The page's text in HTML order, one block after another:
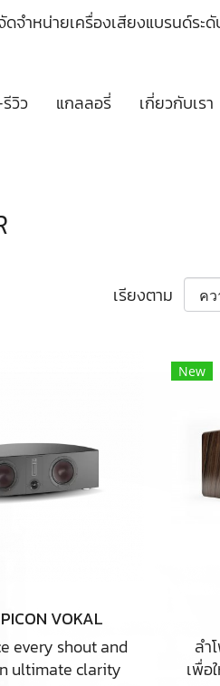
ดจำหน่ายเครื่องเสียงแบรนด์ระ
วิว แกลลอรี่ เกี่ยวกับเรา
เรียงตาม
VOKAL
every shout and
ultimate clarity
New
ลำ
เพื่อ